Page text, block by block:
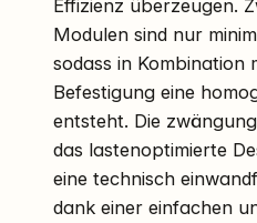
Effizienz überzeugen.
Modulen sind nur
sodass in Kombination
Befestigung eine
entsteht. Die
das lastenoptimierte
eine technisch
dank einer einfachen